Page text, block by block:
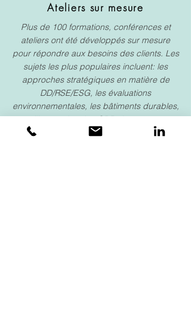
Ateliers sur mesure
Plus de 100 formations, conférences et
ateliers ont été développés sur mesure
pour répondre aux besoins des clients. Les
sujets les plus populaires incluent: les
approches stratégiques en matière de
DD/RSE/ESG, les évaluations
environnementales, les bâtiments durables,
l'intégration des ODD dans votre
entreprise, et bien plus encore.